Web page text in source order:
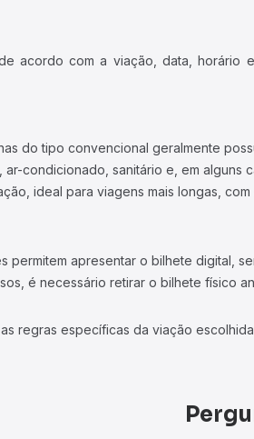
acordo com a viação, data,
do tipo convencional geralmente
condicionado, sanitário e, em alguns
ideal para viagens mais longas,
permitem apresentar o bilhete digital,
é necessário retirar o bilhete físico
regras específicas da viação